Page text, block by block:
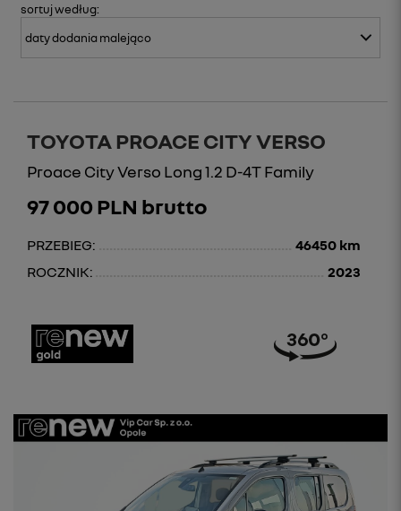
sortujwedług:
TOYOTA PROACE CITY VERSO
Proace City Verso Long 1.2 D-4T Family
97 000 PLN brutto
PRZEBIEG:
46450 km
ROCZNIK:
2023